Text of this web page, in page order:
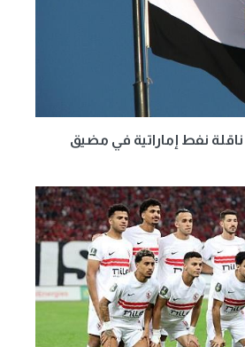
نفط إماراتية في مضيق